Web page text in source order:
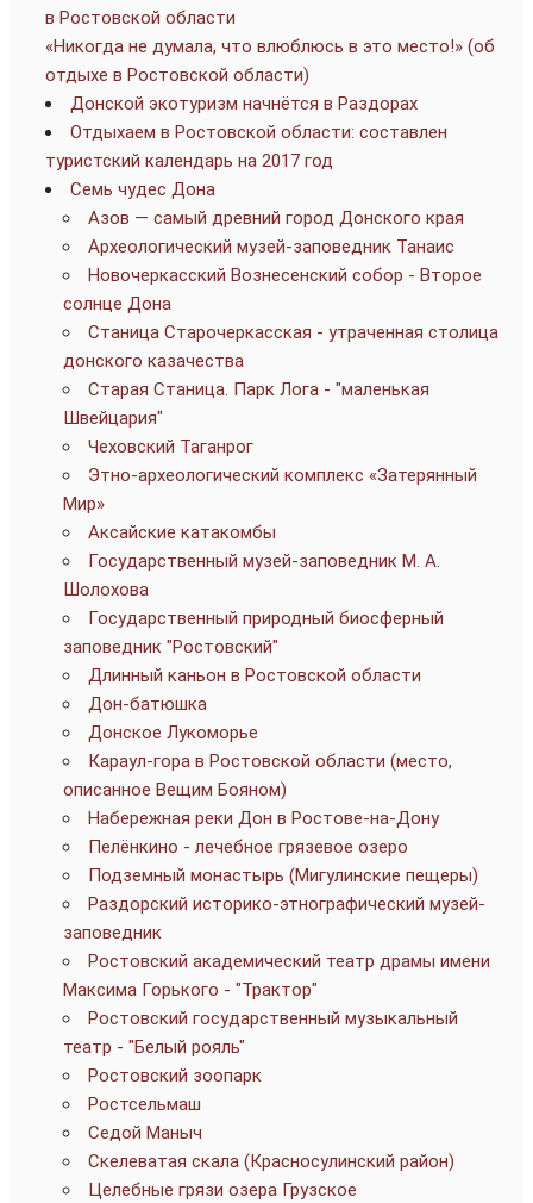
в Ростовской области
«Никогда не думала, что влюблюсь в это место!» (об
отдыхе в Ростовской области)
Донской экотуризм начнётся в Раздорах
Отдыхаем в Ростовской области: составлен
туристский календарь на 2017 год
Семь чудес Дона
Азов — самый древний город Донского края
Археологический музей-заповедник Танаис
Новочеркасский Вознесенский собор - Второе
солнце Дона
Станица Старочеркасская - утраченная столица
донского казачества
Старая Станица. Парк Лога - "маленькая
Швейцария"
Чеховский Таганрог
Этно-археологический комплекс «Затерянный
Мир»
Аксайские катакомбы
Государственный музей-заповедник М. А.
Шолохова
Государственный природный биосферный
заповедник "Ростовский"
Длинный каньон в Ростовской области
Дон-батюшка
Донское Лукоморье
Караул-гора в Ростовской области (место,
описанное Вещим Бояном)
Набережная реки Дон в Ростове-на-Дону
Пелёнкино - лечебное грязевое озеро
Подземный монастырь (Мигулинские пещеры)
Раздорский историко-этнографический музей-
заповедник
Ростовский академический театр драмы имени
Максима Горького - "Трактор"
Ростовский государственный музыкальный
театр - "Белый рояль"
Ростовский зоопарк
Ростсельмаш
Седой Маныч
Скелеватая скала (Красносулинский район)
Целебные грязи озера Грузское